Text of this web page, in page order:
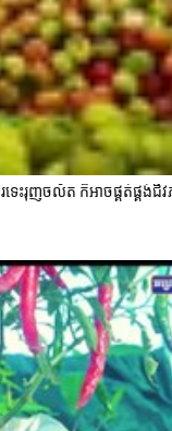
ទេះរុញចល័ត ក៏អាចផ្គត់ផ្គង់ជីវ